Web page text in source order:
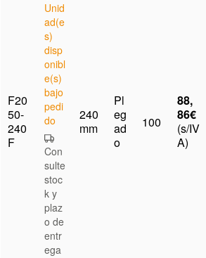
F20
50-
240
F
Unid
ad(e
s)
disp
onibl
e(s)
bajo
pedi
do
Con
sulte
stoc
k y
plaz
o de
entr
ega
240
mm
Pl
eg
ad
o
100
88,
86€
(s/IV
A)